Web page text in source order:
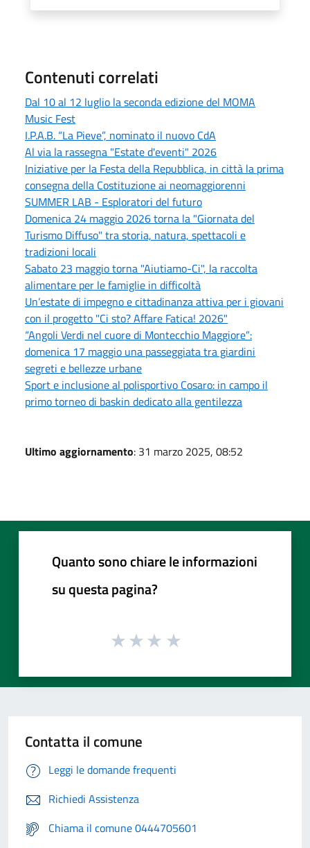
Contenuti correlati
Dal 10 al 12 luglio la seconda edizione del MOMA
Music Fest
I.P.A.B. “La Pieve”, nominato il nuovo CdA
Al via la rassegna "Estate d'eventi" 2026
Iniziative per la Festa della Repubblica, in città la prima
consegna della Costituzione ai neomaggiorenni
SUMMER LAB - Esploratori del futuro
Domenica 24 maggio 2026 torna la "Giornata del
Turismo Diffuso" tra storia, natura, spettacoli e
tradizioni locali
Sabato 23 maggio torna "Aiutiamo-Ci", la raccolta
alimentare per le famiglie in difficoltà
Un’estate di impegno e cittadinanza attiva per i giovani
con il progetto "Ci sto? Affare Fatica! 2026"
“Angoli Verdi nel cuore di Montecchio Maggiore”:
domenica 17 maggio una passeggiata tra giardini
segreti e bellezze urbane
Sport e inclusione al polisportivo Cosaro: in campo il
primo torneo di baskin dedicato alla gentilezza
Ultimo aggiornamento: 31 marzo 2025, 08:52
Quanto sono chiare le informazioni
su questa pagina?
Contatta il comune
Leggi le domande frequenti
Richiedi Assistenza
Chiama il comune 0444705601